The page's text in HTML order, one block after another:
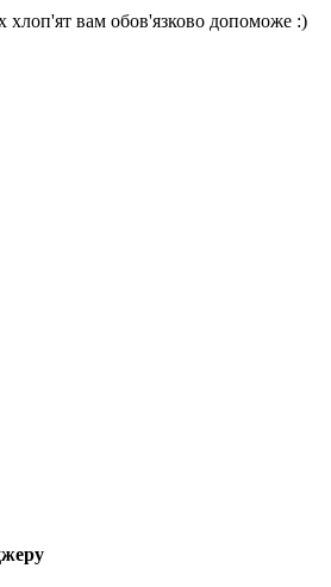
хлоп'ят вам обов'язково допоможе :)